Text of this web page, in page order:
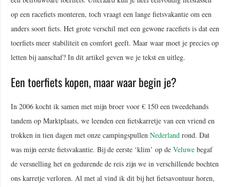
op een racefiets monteren, toch vraagt een lange fietsvakantie om een
anders soort fiets. Het grote verschil met een gewone racefiets is dat een
toerfiets meer stabiliteit en comfort geeft. Maar waar moet je precies op
letten bij aanschaf? In dit artikel geven we je tekst en uitleg.
Een toerfiets kopen, maar waar begin je?
In 2006 kocht ik samen met mijn broer voor € 150 een tweedehands
tandem op Marktplaats, we leenden een fietskarretje van een vriend en
trokken in tien dagen met onze campingspullen Nederland rond. Dat
was mijn eerste fietsvakantie. Bij de eerste ‘klim’ op de Veluwe begaf
de versnelling het en gedurende de reis zijn we in verschillende bochten
ons karretje verloren. Al met al vind ik dit bij het fietsavontuur horen,